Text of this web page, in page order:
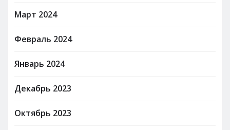
Март 2024
Февраль 2024
Январь 2024
Декабрь 2023
Октябрь 2023